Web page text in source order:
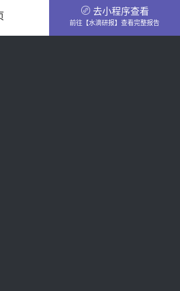
去小程序查看
前往【水滴研报】查看完整报告